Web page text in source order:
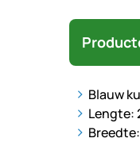
Blauw
Lengte: